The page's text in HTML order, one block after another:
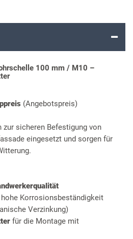
100 mm / M10 –
(Angebotspreis)
zur sicheren Befestigung von
eingesetzt und sorgen für
Korrosionsbeständigkeit
Verzinkung)
für die Montage mit